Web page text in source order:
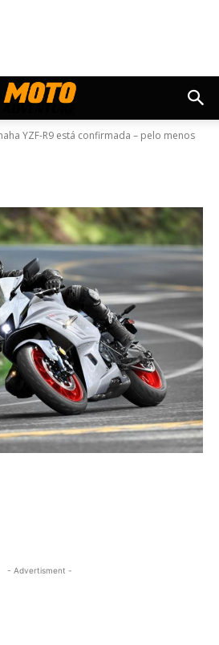
YZF-R9 está confirmada – pelo menos
- Advertisment -